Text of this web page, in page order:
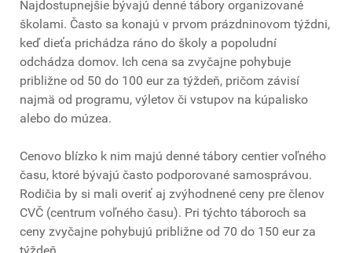
Najdostupnejšie bývajú denné tábory organizované
školami. Často sa konajú v prvom prázdninovom týždni,
keď dieťa prichádza ráno do školy a popoludní
odchádza domov. Ich cena sa zvyčajne pohybuje
približne od 50 do 100 eur za týždeň, pričom závisí
najmä od programu, výletov či vstupov na kúpalisko
alebo do múzea.
Cenovo blízko k nim majú denné tábory centier voľného
času, ktoré bývajú často podporované samosprávou.
Rodičia by si mali overiť aj zvýhodnené ceny pre členov
CVČ (centrum voľného času). Pri týchto táboroch sa
ceny zvyčajne pohybujú približne od 70 do 150 eur za